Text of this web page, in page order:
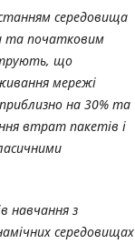
середовища
та початковим
що
мережі
на 30% та
втрат пакетів і
навчання з
середовищах